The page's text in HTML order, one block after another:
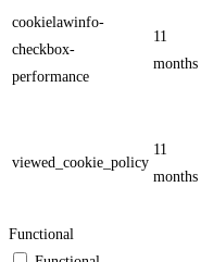
cookielawinfo-
checkbox-
performance
11
months
viewed_cookie_policy
11
months
Functional